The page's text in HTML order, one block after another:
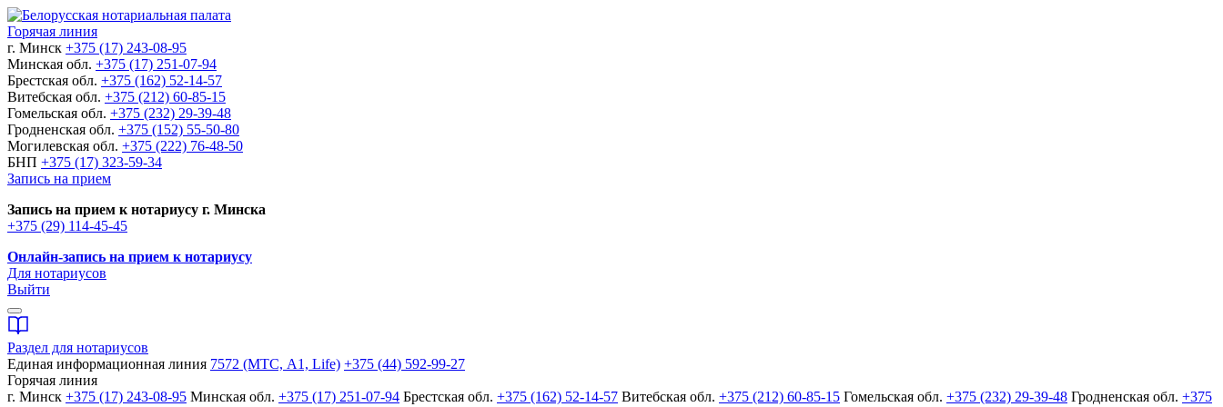
Горячая линия
г. Минск +375 (17) 243-08-95
Минская обл. +375 (17) 251-07-94
Брестская обл. +375 (162) 52-14-57
Витебская обл. +375 (212) 60-85-15
Гомельская обл. +375 (232) 29-39-48
Гродненская обл. +375 (152) 55-50-80
Могилевская обл. +375 (222) 76-48-50
БНП +375 (17) 323-59-34
Запись на прием
Запись на прием к нотариусу г. Минска
+375 (29) 114-45-45
Онлайн-запись на прием к нотариусу
Для нотариусов
Выйти
Раздел для нотариусов
Единая информационная линия 7572 (МТС, A1, Life) +375 (44) 592-99-27
Горячая линия
г. Минск +375 (17) 243-08-95 Минская обл. +375 (17) 251-07-94 Брестская обл. +375 (162) 52-14-57 Витебская обл. +375 (212) 60-85-15 Гомельская обл. +375 (232) 29-39-48 Гродненская обл. +375